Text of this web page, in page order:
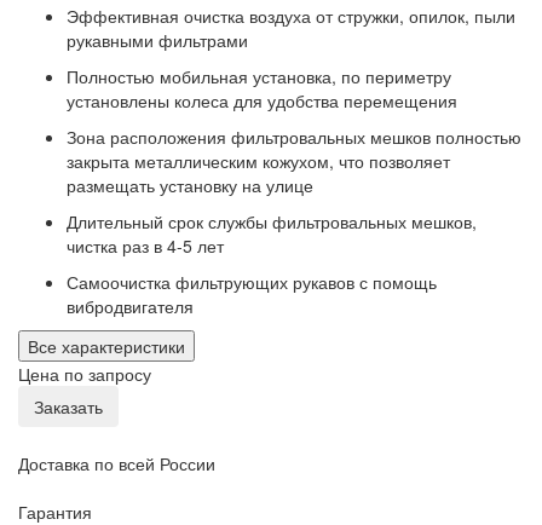
Эффективная очистка воздуха от стружки, опилок, пыли
рукавными фильтрами
Полностью мобильная установка, по периметру
установлены колеса для удобства перемещения
Зона расположения фильтровальных мешков полностью
закрыта металлическим кожухом, что позволяет
размещать установку на улице
Длительный срок службы фильтровальных мешков,
чистка раз в 4-5 лет
Самоочистка фильтрующих рукавов с помощь
вибродвигателя
Все характеристики
Цена по запросу
Заказать
Доставка по всей России
Гарантия